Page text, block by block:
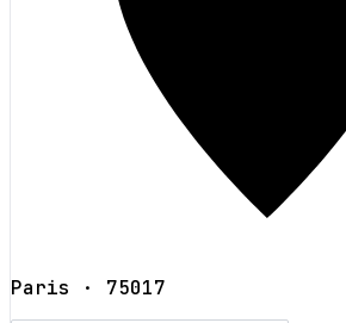
Paris · 75017